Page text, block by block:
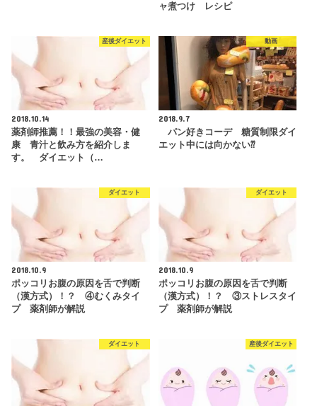
ャ煮つけ レシピ
産後ダイエット
2018.10.14
薬剤師推薦！！最強の美容・健
康 青汁と飲み方を紹介しま
す。 ダイエット（…
動画
2018.9.7
パン好きコーデ 糖質制限ダイ
エット中には向かない⁇
ダイエット
2018.10.9
ポッコリお腹の原因を舌で判断
（漢方式）！？ ④むくみタイ
プ 薬剤師が解説
ダイエット
2018.10.9
ポッコリお腹の原因を舌で判断
（漢方式）！？ ③ストレスタイ
プ 薬剤師が解説
ダイエット 産後ダイエット